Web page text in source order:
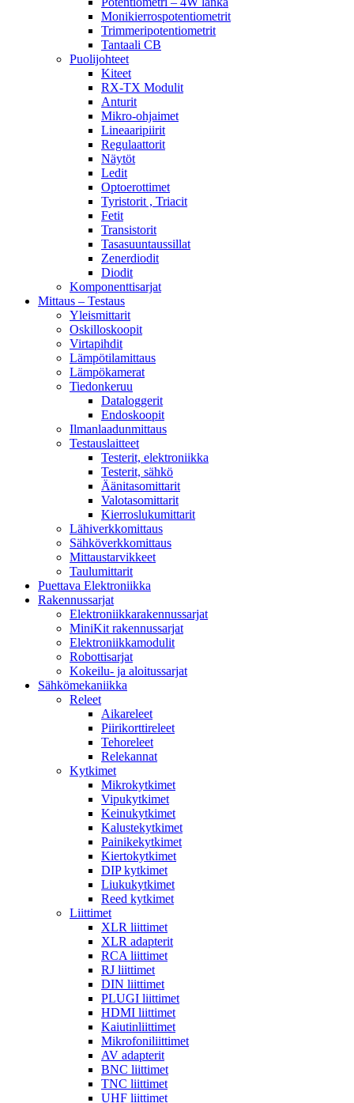
Monikierrospotentiometrit
Trimmeripotentiometrit
Tantaali CB
Puolijohteet
Kiteet
RX-TX Modulit
Anturit
Mikro-ohjaimet
Lineaaripiirit
Regulaattorit
Näytöt
Ledit
Optoerottimet
Tyristorit , Triacit
Fetit
Transistorit
Tasasuuntaussillat
Zenerdiodit
Diodit
Komponenttisarjat
Mittaus – Testaus
Yleismittarit
Oskilloskoopit
Virtapihdit
Lämpötilamittaus
Lämpökamerat
Tiedonkeruu
Dataloggerit
Endoskoopit
Ilmanlaadunmittaus
Testauslaitteet
Testerit, elektroniikka
Testerit, sähkö
Äänitasomittarit
Valotasomittarit
Kierroslukumittarit
Lähiverkkomittaus
Sähköverkkomittaus
Mittaustarvikkeet
Taulumittarit
Puettava Elektroniikka
Rakennussarjat
Elektroniikkarakennussarjat
MiniKit rakennussarjat
Elektroniikkamodulit
Robottisarjat
Kokeilu- ja aloitussarjat
Sähkömekaniikka
Releet
Aikareleet
Piirikorttireleet
Tehoreleet
Relekannat
Kytkimet
Mikrokytkimet
Vipukytkimet
Keinukytkimet
Kalustekytkimet
Painikekytkimet
Kiertokytkimet
DIP kytkimet
Liukukytkimet
Reed kytkimet
Liittimet
XLR liittimet
XLR adapterit
RCA liittimet
RJ liittimet
DIN liittimet
PLUGI liittimet
HDMI liittimet
Kaiutinliittimet
Mikrofoniliittimet
AV adapterit
BNC liittimet
TNC liittimet
UHF liittimet